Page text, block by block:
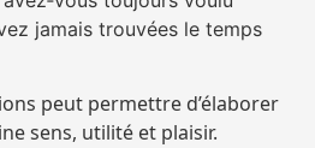
jamais trouvées le temps
peut permettre d’élaborer
sens, utilité et plaisir.